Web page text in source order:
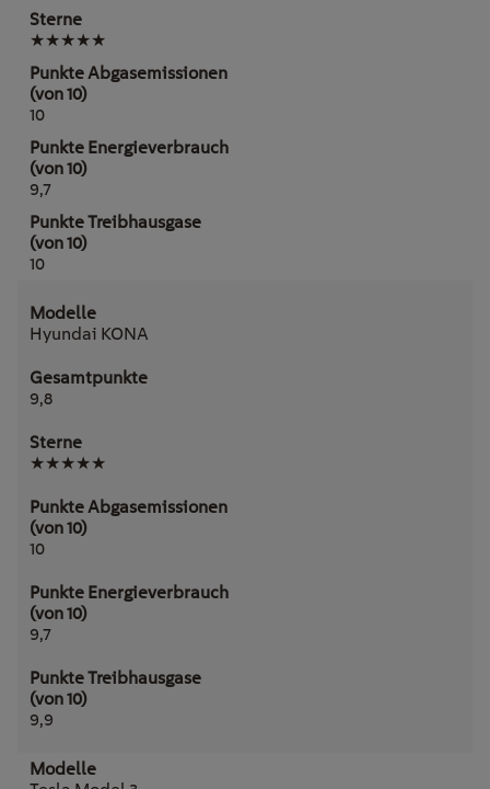
★★★★★
10
9,7
10
Hyundai KONA
9,8
★★★★★
10
9,7
9,9